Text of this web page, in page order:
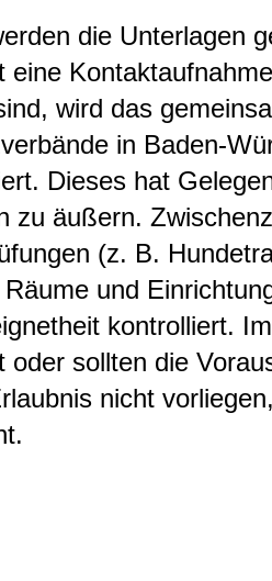
die Unterlagen
eine
wird das
in Baden-
Dieses hat
zu äußern.
(z. B.
und
kontrolliert.
oder sollten die
nicht